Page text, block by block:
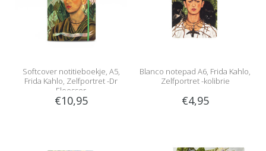
Softcover notitieboekje, A5,
Frida Kahlo, Zelfportret -Dr
Eloesser
€10,95
Blanco notepad A6, Frida Kahlo,
Zelfportret -kolibrie
€4,95